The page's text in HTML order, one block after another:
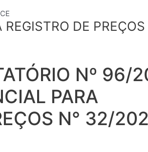
DE PREÇOS
Nº 96/
PARA
N° 32/